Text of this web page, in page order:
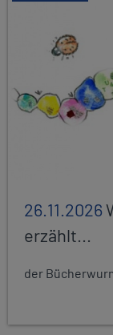
26.11.2026
erzählt...
der